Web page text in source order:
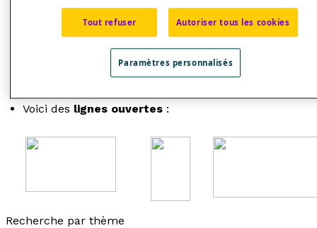
Voici des lignes ouvertes :
Recherche par thème
Tout refuser Autoriser tous les cookies
Paramètres personnalisés